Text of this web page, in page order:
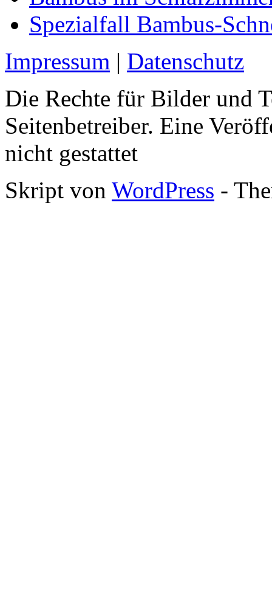
Spezialfall Bambus-
Impressum | Datenschutz
Die Rechte für Bilder und
Seitenbetreiber. Eine
nicht gestattet
Skript von WordPress -